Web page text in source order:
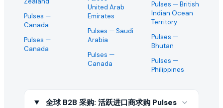
Pulses —
Canada
Pulses —
Canada
United Arab
Emirates
Pulses — Saudi
Arabia
Pulses —
Canada
Pulses — British
Indian Ocean
Territory
Pulses —
Bhutan
Pulses —
Philippines
全球 B2B 采购: 活跃进口商求购 Pulses